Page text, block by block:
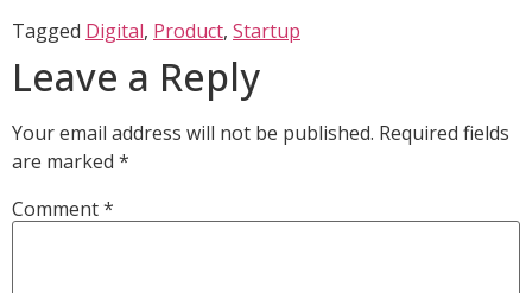
Tagged Digital, Product, Startup
Leave a Reply
Your email address will not be published. Required fields
are marked *
Comment*